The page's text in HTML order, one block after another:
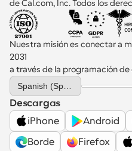
de Cal.com, Inc. Todos los
Nuestra misión es conectar a
2031
a través de la programación de
Select Language
Descargas
iPhone
Android
Borde
Firefox